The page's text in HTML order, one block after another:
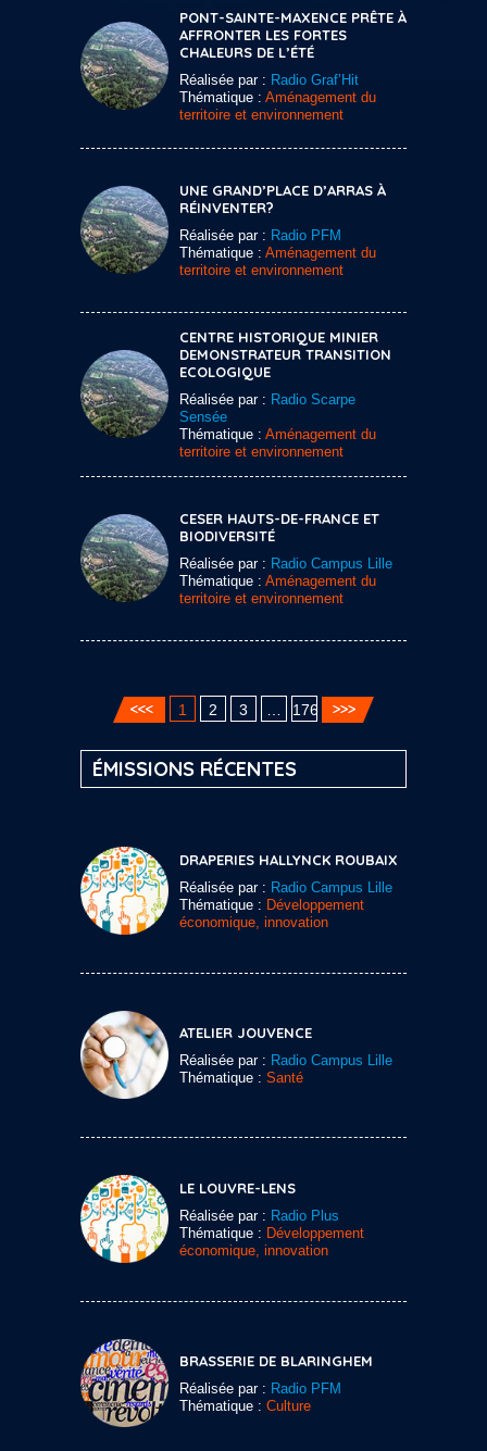
PONT-SAINTE-MAXENCE PRÊTE À
AFFRONTER LES FORTES
CHALEURS DE L’ÉTÉ
Réalisée par : Radio Graf’Hit
Thématique : Aménagement du
territoire et environnement
UNE GRAND’PLACE D’ARRAS À
RÉINVENTER?
Réalisée par : Radio PFM
Thématique : Aménagement du
territoire et environnement
CENTRE HISTORIQUE MINIER
DEMONSTRATEUR TRANSITION
ECOLOGIQUE
Réalisée par : Radio Scarpe
Sensée
Thématique : Aménagement du
territoire et environnement
CESER HAUTS-DE-FRANCE ET
BIODIVERSITÉ
Réalisée par : Radio Campus Lille
Thématique : Aménagement du
territoire et environnement
1 2 3 176
ÉMISSIONS RÉCENTES
DRAPERIES HALLYNCK ROUBAIX
Réalisée par : Radio Campus Lille
Thématique : Développement
économique, innovation
ATELIER JOUVENCE
Réalisée par : Radio Campus Lille
Thématique : Santé
LE LOUVRE-LENS
Réalisée par : Radio Plus
Thématique : Développement
économique, innovation
BRASSERIE DE BLARINGHEM
Réalisée par : Radio PFM
Thématique : Culture